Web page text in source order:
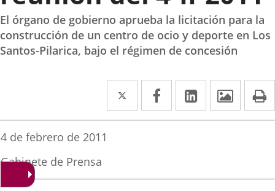
El órgano de gobierno aprueba la licitación para la
construcción de un centro de ocio y deporte en Los
Santos-Pilarica, bajo el régimen de concesión
Twitter
Enlace
a
externa.
Facebook
Enlace
a
externa.
Linkedin
Enlace
a
externa.
Fecha
la
noticia
4 de febrero de 2011
Fuente
la
Gabinete de Prensa